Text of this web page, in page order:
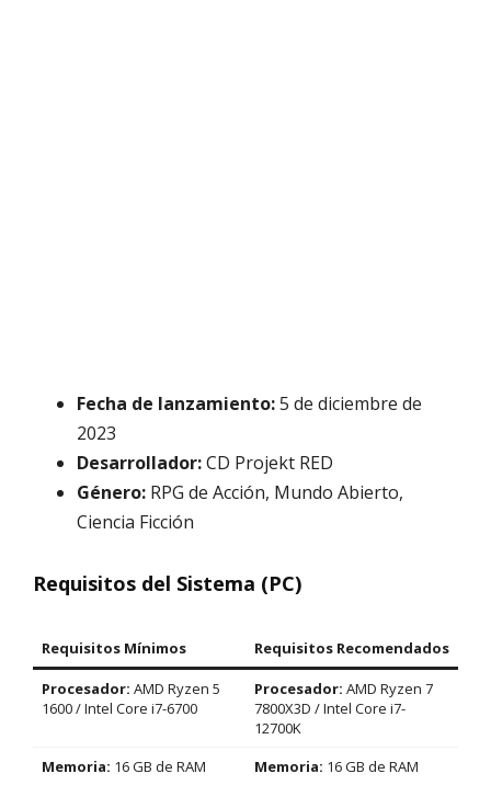
Fecha de lanzamiento:5 de diciembre de
2023
Desarrollador:CD Projekt RED
Género: RPG de Acción, Mundo Abierto,
Ciencia Ficción
Requisitos del Sistema (PC)
Requisitos Mínimos Requisitos Recomendados
Procesador: AMD Ryzen 5
1600 / Intel Core i7-6700
Procesador: AMD Ryzen 7
7800X3D / Intel Core i7-
12700K
Memoria: 16 GB de RAM Memoria: 16 GB de RAM